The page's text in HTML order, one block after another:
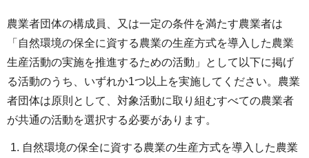
農業者団体の構成員、又は一定の条件を満たす農業者は
「自然環境の保全に資する農業の生産方式を導入した農業
生産活動の実施を推進するための活動」として以下に掲げ
る活動のうち、いずれか1つ以上を実施してください。農業
者団体は原則として、対象活動に取り組むすべての農業者
が共通の活動を選択する必要があります。
自然環境の保全に資する農業の生産方式を導入した農業